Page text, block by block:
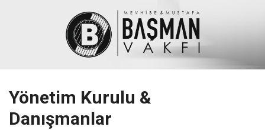
Yönetim Kurulu &
Danışmanlar